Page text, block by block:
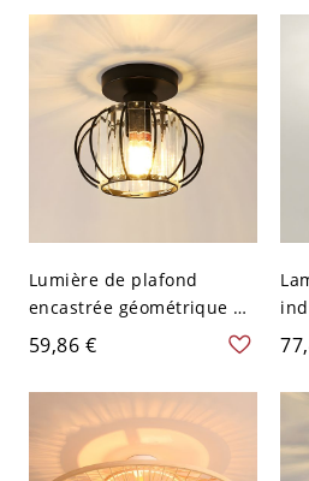
Lumière de plafond
encastrée géométrique en
cristal, style moderne, 1
lumière - Noir 110 V-120 V
Lanterne
59,86 €
en